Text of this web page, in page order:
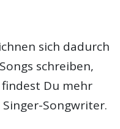
sich dadurch
schreiben,
Du mehr
Songwriter.